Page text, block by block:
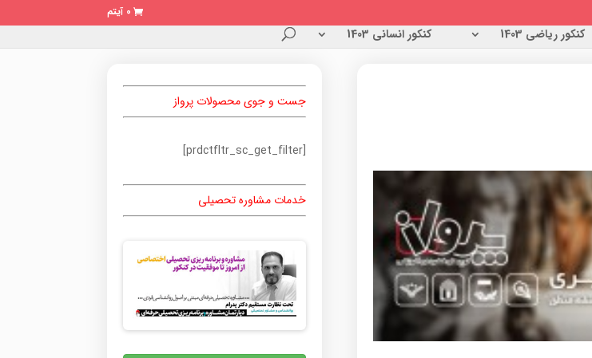
0 آیتم
کنکور ریاضی 1403 کنکور انسانی 1403
جست و جوی محصولات پرواز
[prdctfltr_sc_get_filter]
خدمات مشاوره تحصیلی